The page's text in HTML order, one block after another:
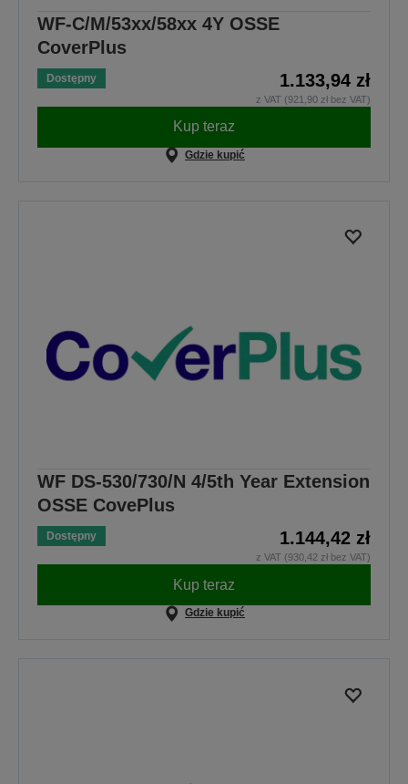
WF-C/M/53xx/58xx 4Y OSSE
CoverPlus
Dostępny 1.133,94 zł
z VAT (921,90 zł bez VAT)
Kup teraz
Gdzie kupić
WF DS-530/730/N 4/5th Year Extension
OSSE CovePlus
Dostępny 1.144,42 zł
z VAT (930,42 zł bez VAT)
Kup teraz
Gdzie kupić